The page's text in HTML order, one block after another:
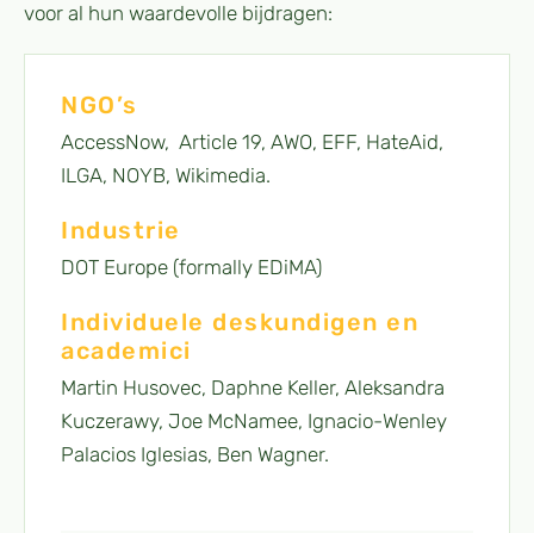
voor al hun waardevolle bijdragen:
NGO’s
AccessNow, Article 19, AWO, EFF, HateAid,
ILGA, NOYB, Wikimedia.
Industrie
DOT Europe (formally EDiMA)
Individuele deskundigen en
academici
Martin Husovec, Daphne Keller, Aleksandra
Kuczerawy, Joe McNamee, Ignacio-Wenley
Palacios Iglesias, Ben Wagner.